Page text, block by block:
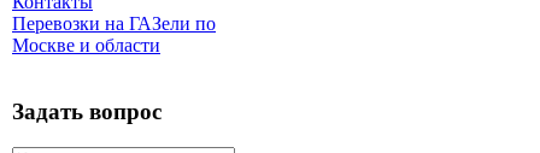
Перевозки на ГАЗели по
Москве и области
Задать вопрос